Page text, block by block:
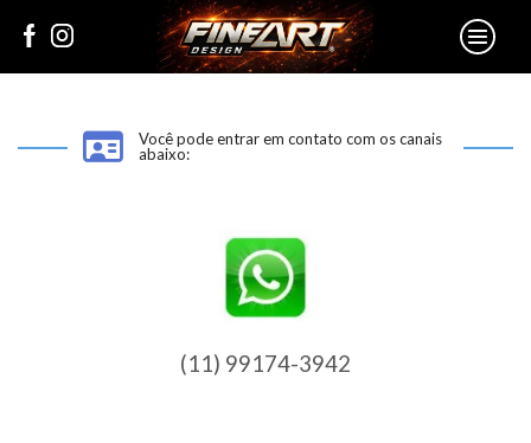
Você pode entrar em contato com os canais
abaixo:
(11) 99174-3942